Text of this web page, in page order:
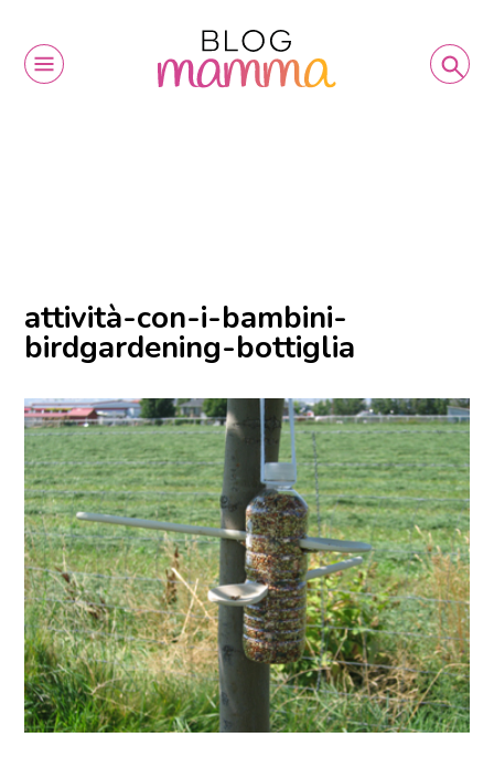
attività-con-i-bambini-
birdgardening-bottiglia